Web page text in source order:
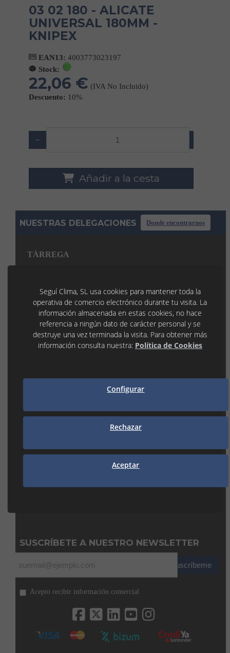
03 02 180 - ALICATE
UNIVERSAL 180MM -
KNIPEX
EAN13: 4003773023197
Stock:
22,06 € (IVA No Incluido)
Descuento: 10%
−
Añadir a la cesta
NUESTRAS DELEGACIONES Donde encontrarnos
TÀRREGA
973 31 45 53
tarrega@seguiclima.com
De 07:30H a 19:00H
LLEIDA
P.I. Les Canals 1
25190 LLEIDA (Lleida)
cambrils@seguiclima.com
SUSCRÍBETE A NUESTRO NEWSLETTER
Suscríbeme
Acepto recibir información comercial
Seguí Clima, SL usa cookies para mantener toda la
operativa de comercio electrónico durante tu visita. La
información almacenada en estas cookies, no hace
referencia a ningún dato de carácter personal y se
destruye una vez terminada la visita. Para obtener más
información consulta nuestra: Política de Cookies
Configurar
Rechazar
Aceptar